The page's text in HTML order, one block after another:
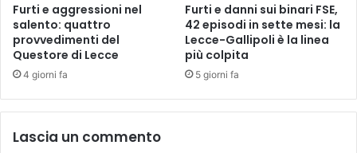
Furti e aggressioni nel
salento: quattro
provvedimenti del
Questore di Lecce
4 giorni fa
Furti e danni sui binari FSE,
42 episodi in sette mesi: la
Lecce-Gallipoli è la linea
più colpita
5 giorni fa
Lascia un commento